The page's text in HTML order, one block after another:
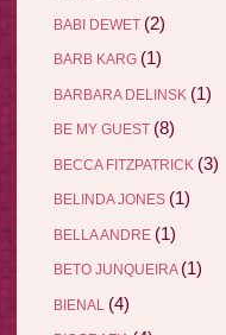
BABI DEWET (2)
BARB KARG (1)
BARBARA DELINSK (1)
BE MY GUEST (8)
BECCA FITZPATRICK (3)
BELINDA JONES (1)
BELLA ANDRE (1)
BETO JUNQUEIRA (1)
BIENAL (4)